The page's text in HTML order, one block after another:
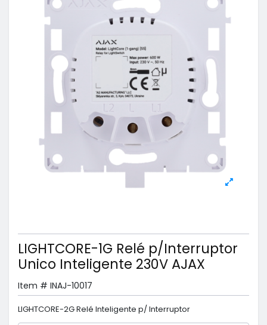
LIGHTCORE-1G Relé p/Interruptor
Unico Inteligente 230V AJAX
Item # INAJ-10017
LIGHTCORE-2G Relé Inteligente p/ Interruptor